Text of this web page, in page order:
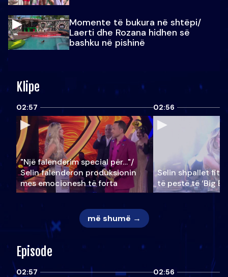
Momente të bukura në shtëpi/
Laerti dhe Rozana hidhen së
bashku në pishinë
Klipe
02:57
"Një falenderim special për…"/
Selin falënderon produksionin
mes emocionesh të forta
02:56
Selin shpallet
të pestë të ‘Big
më shumë →
Episode
02:57 02:56